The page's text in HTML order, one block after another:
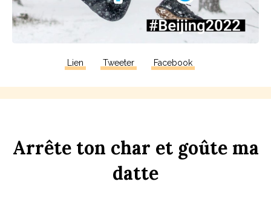
Lien Tweeter Facebook
Arrête ton char et goûte ma
datte